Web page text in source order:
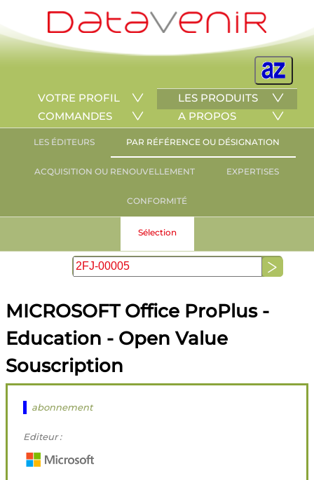
VOTRE PROFIL
LES PRODUITS
COMMANDES
A PROPOS
LES ÉDITEURS PAR RÉFÉRENCE OU DÉSIGNATION
ACQUISITION OU RENOUVELLEMENT EXPERTISES
CONFORMITÉ
Sélection
MICROSOFT Office ProPlus -
Education - Open Value
Souscription
abonnement
Editeur :